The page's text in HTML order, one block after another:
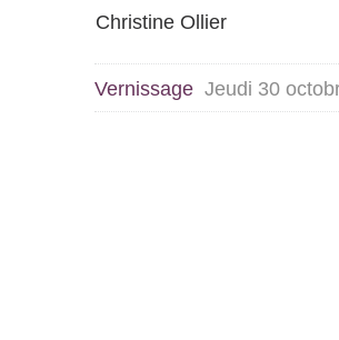
Christine Ollier
Vernissage Jeudi 30